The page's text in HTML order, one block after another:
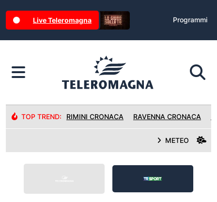
Live Teleromagna Programmi
TOP TREND: RIMINI CRONACA RAVENNA CRONACA
METEO